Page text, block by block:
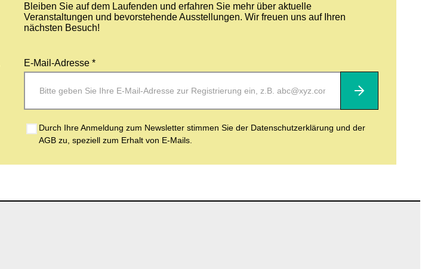
Bleiben Sie auf dem Laufenden und erfahren Sie mehr über aktuelle
Veranstaltungen und bevorstehende Ausstellungen. Wir freuen uns auf Ihren
nächsten Besuch!
E-Mail-Adresse *
Abonnieren
Durch Ihre Anmeldung zum Newsletter stimmen Sie der Datenschutzerklärung und der
AGB zu, speziell zum Erhalt von E-Mails.